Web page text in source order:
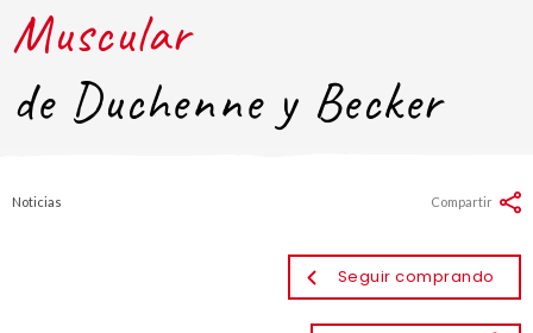
Muscular
de Duchenne y Becker
Noticias
Seguir comprando
Compartir